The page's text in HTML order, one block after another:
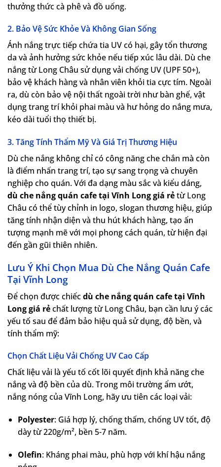
thưởng thức cà phê và đồ uống.
2. Bảo Vệ Sức Khỏe Và Không Gian Sống
Ánh nắng trực tiếp chứa tia UV có hại, gây tổn thương
da và ảnh hưởng sức khỏe nếu tiếp xúc lâu dài. Dù che
nắng từ Long Châu sử dụng vải chống UV (UPF 50+),
bảo vệ khách hàng và nhân viên khỏi tia cực tím. Ngoài
ra, dù còn bảo vệ nội thất ngoài trời như bàn ghế, vật
dụng trang trí khỏi phai màu và hư hỏng do nắng mưa,
kéo dài tuổi thọ thiết bị.
3. Tăng Tính Thẩm Mỹ Và Giá Trị Thương Hiệu
Dù che nắng không chỉ có công năng che chắn mà còn
là điểm nhấn trang trí, tạo sự sang trọng và chuyên
nghiệp cho quán. Với đa dạng màu sắc và kiểu dáng,
dù che nắng quán cafe tại Vĩnh Long giá rẻtừ Long
Châu có thể tùy chỉnh in logo, slogan thương hiệu, giúp
tăng tính nhận diện và thu hút khách hàng, tạo ấn
tượng mạnh mẽ với mọi phong cách quán, từ hiện đại
đến gần gũi thiên nhiên.
Lưu Ý Khi Chọn Mua Dù Che Nắng Quán Cafe
Tại Vĩnh Long
Để chọn được chiếcdù che nắng quán cafe tại Vĩnh
Long giá rẻchất lượng từ Long Châu, bạn cần lưu ý các
yếu tố sau để đảm bảo hiệu quả sử dụng, độ bền, và
tính thẩm mỹ:
Chọn Chất Liệu Vải Chống UV Cao Cấp
Chất liệu vải là yếu tố cốt lõi quyết định khả năng che
nắng và độ bền của dù. Trong môi trường ẩm ướt,
nắng nóng của Vĩnh Long, hãy ưu tiên các loại vải:
Polyester: Giá hợp lý, chống thấm, chống UV tốt, độ
dày từ 220g/m², bền 5-7 năm.
Olefin: Kháng phai màu, phù hợp với khí hậu nắng